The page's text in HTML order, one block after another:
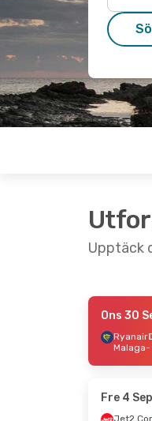
Upptäck
- Ons 23 Sep.
- Menorca
Ons 30
Ryanair
Malaga-
Fre 4